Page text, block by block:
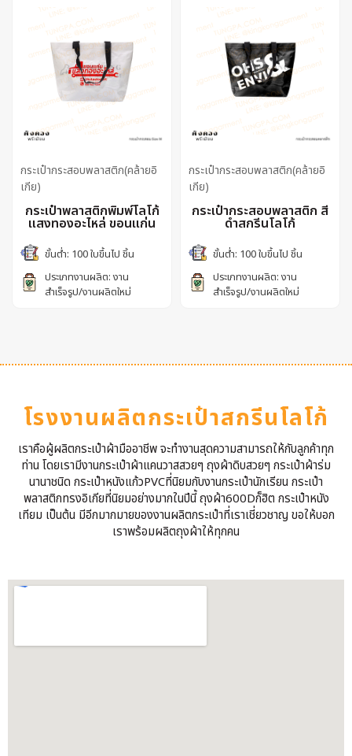
กระเป๋ากระสอบพลาสติก(คล้ายอิ
เกีย)
กระเป๋าพลาสติกพิมพ์โลโก้
แสงทองอะไหล่ ขอนแก่น
ขั้นต่ำ: 100 ใบขึ้นไป ชิ้น
ประเภทงานผลิต: งาน
สำเร็จรูป/งานผลิตใหม่
กระเป๋ากระสอบพลาสติก(คล้ายอิ
เกีย)
กระเป๋ากระสอบพลาสติก สี
ดำสกรีนโลโก้
ขั้นต่ำ: 100 ใบขึ้นไป ชิ้น
ประเภทงานผลิต: งาน
สำเร็จรูป/งานผลิตใหม่
โรงงานผลิตกระเป๋าสกรีนโลโก้
เราคือผู้ผลิตกระเป๋าผ้ามืออาชีพ จะทำงานสุดความสามารถให้กับลูกค้าทุก
ท่าน โดยเรามีงานกระเป๋าผ้าแคนวาสสวยๆ ถุงผ้าดิบสวยๆ กระเป๋าผ้าร่ม
นานาชนิด กระเป๋าหนังแก้วPVCที่นิยมกับงานกระเป๋านักเรียน กระเป๋า
พลาสติกทรงอิเกียที่นิยมอย่างมากในปีนี้ ถุงผ้า600Dก็ฮิต กระเป๋าหนัง
เทียม เป็นต้น มีอีกมากมายของงานผลิตกระเป๋าที่เราเชี่ยวชาญ ขอให้บอก
เราพร้อมผลิตถุงผ้าให้ทุกคน